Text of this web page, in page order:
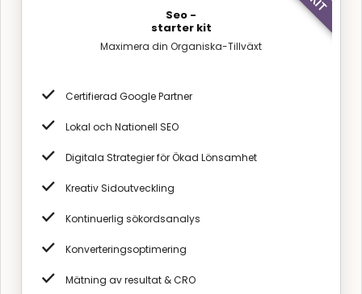
Seo -
starter kit
Maximera din Organiska-Tillväxt
Certifierad Google Partner
Lokal och Nationell SEO
Digitala Strategier för Ökad Lönsamhet
Kreativ Sidoutveckling
Kontinuerlig sökordsanalys
Konverteringsoptimering
Mätning av resultat & CRO